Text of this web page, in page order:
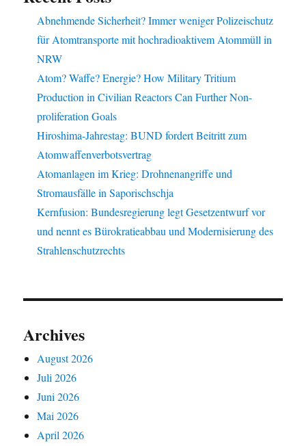
Abnehmende Sicherheit? Immer weniger Polizeischutz
für Atomtransporte mit hochradioaktivem Atommüll in
NRW
Atom? Waffe? Energie? How Military Tritium
Production in Civilian Reactors Can Further Non-
proliferation Goals
Hiroshima-Jahrestag: BUND fordert Beitritt zum
Atomwaffenverbotsvertrag
Atomanlagen im Krieg: Drohnenangriffe und
Stromausfälle in Saporischschja
Kernfusion: Bundesregierung legt Gesetzentwurf vor
und nennt es Bürokratieabbau und Modernisierung des
Strahlenschutzrechts
Archives
August 2026
Juli 2026
Juni 2026
Mai 2026
April 2026